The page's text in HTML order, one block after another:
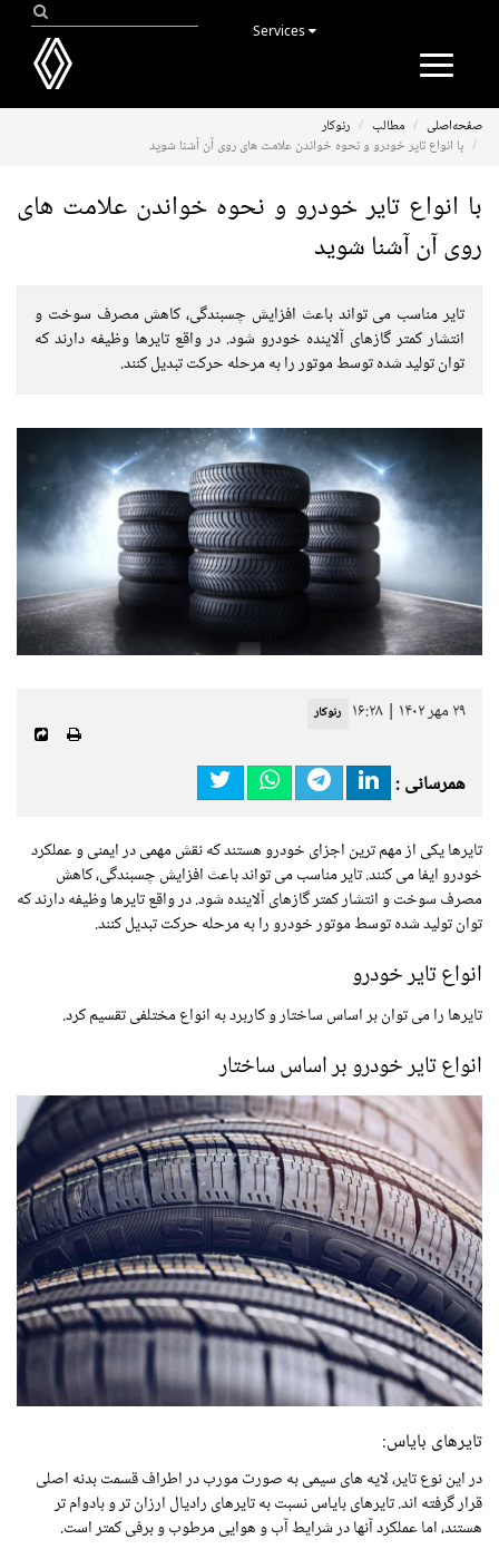
Toggle
صفحه‌اصلی مطالب
رنوکار
با انواع تایر خودرو و نحوه خواندن علامت های روی آن آشنا شوید
با انواع تایر خودرو و نحوه خواندن علامت های
روی آن آشنا شوید
تایر مناسب می تواند باعث افزایش چسبندگی، کاهش مصرف سوخت و
انتشار کمتر گازهای آلاینده خودرو شود. در واقع تایرها وظیفه دارند که
توان تولید شده توسط موتور را به مرحله حرکت تبدیل کنند.
۲۹ مهر ۱۴۰۲ | ۱۶:۲۸ رنوکار
همرسانی :
تایرها یکی از مهم ترین اجزای خودرو هستند که نقش مهمی در ایمنی و عملکرد
خودرو ایفا می کنند. تایر مناسب می تواند باعث افزایش چسبندگی، کاهش
مصرف سوخت و انتشار کمتر گازهای آلاینده شود. در واقع تایرها وظیفه دارند که
توان تولید شده توسط موتور خودرو را به مرحله حرکت تبدیل کنند.
انواع تایر خودرو
تایرها را می توان بر اساس ساختار و کاربرد به انواع مختلفی تقسیم کرد.
انواع تایر خودرو بر اساس ساختار
تایرهای بایاس:
در این نوع تایر، لایه های سیمی به صورت مورب در اطراف قسمت بدنه اصلی
قرار گرفته اند. تایرهای بایاس نسبت به تایرهای رادیال ارزان تر و بادوام تر
هستند، اما عملکرد آنها در شرایط آب و هوایی مرطوب و برفی کمتر است.